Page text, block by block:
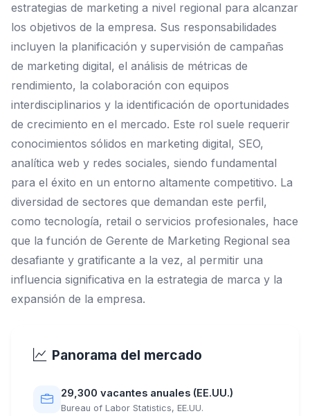
estrategias de marketing a nivel regional para alcanzar
los objetivos de la empresa. Sus responsabilidades
incluyen la planificación y supervisión de campañas
de marketing digital, el análisis de métricas de
rendimiento, la colaboración con equipos
interdisciplinarios y la identificación de oportunidades
de crecimiento en el mercado. Este rol suele requerir
conocimientos sólidos en marketing digital, SEO,
analítica web y redes sociales, siendo fundamental
para el éxito en un entorno altamente competitivo. La
diversidad de sectores que demandan este perfil,
como tecnología, retail o servicios profesionales, hace
que la función de Gerente de Marketing Regional sea
desafiante y gratificante a la vez, al permitir una
influencia significativa en la estrategia de marca y la
expansión de la empresa.
Panorama del mercado
29,300 vacantes anuales (EE.UU.)
Bureau of Labor Statistics, EE.UU.